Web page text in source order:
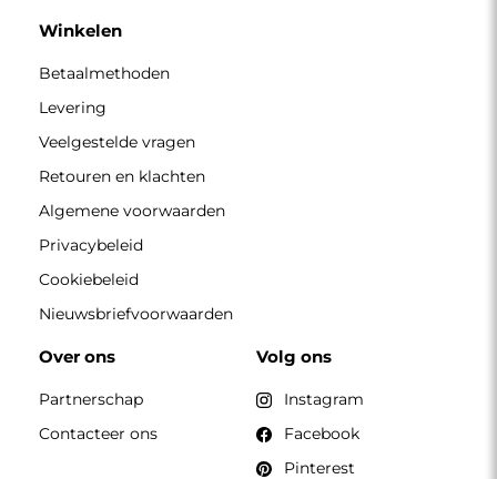
Winkelen
Betaalmethoden
Levering
Veelgestelde vragen
Retouren en klachten
Algemene voorwaarden
Privacybeleid
Cookiebeleid
Nieuwsbriefvoorwaarden
Over ons
Partnerschap
Contacteer ons
Volg ons
Instagram
Facebook
Pinterest